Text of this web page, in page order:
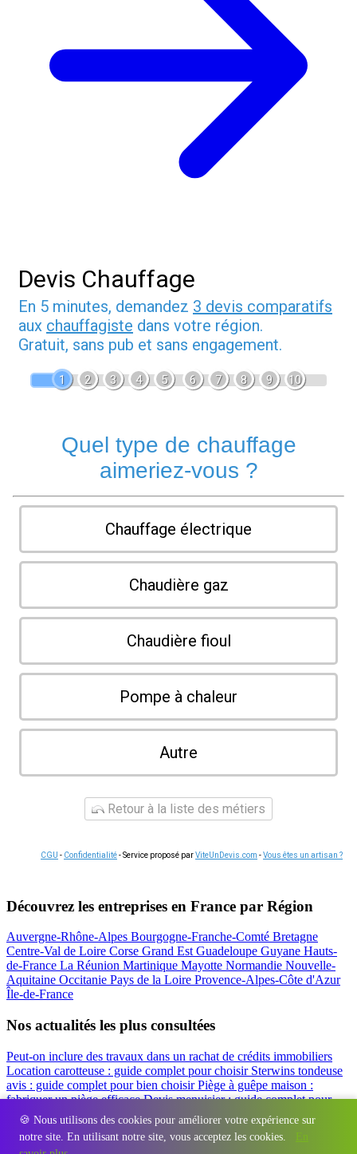
🍪 Nous utilisons des cookies pour améliorer votre expérience sur
notre site. En utilisant notre site, vous acceptez les cookies.
En
Devis Chauffage
En 5 minutes, demandez 3 devis comparatifs
aux chauffagiste dans votre région.
Gratuit, sans pub et sans engagement.
1 2 3 4 5 6 7 8 9 10
Quel type de chauffage
aimeriez-vous ?
Chauffage électrique
Chaudière gaz
Chaudière fioul
Pompe à chaleur
Autre
Retour à la liste des métiers
CGU - Confidentialité- Service proposé parViteUnDevis.com -Vous êtes un artisan ?
Découvrez les entreprises en France par Région
Auvergne-Rhône-Alpes Bourgogne-Franche-Comté Bretagne
Centre-Val de Loire Corse Grand EstGuadeloupe Guyane Hauts-
de-France La Réunion Martinique Mayotte Normandie Nouvelle-
Aquitaine Occitanie Pays de la Loire Provence-Alpes-Côte d'Azur
Île-de-France
Nos actualités les plus consultées
Peut-on inclure des travaux dans un rachat de crédits immobiliers
Location carotteuse : guide complet pour choisir Sterwins tondeuse
avis : guide complet pour bien choisirPiège à guêpe maison :
fabriquer un piège efficaceDevis menuisier : guide complet pour
obtenir le meilleur prix
Simulation rachat de crédit : regrouper prêt
travaux et crédits
Régions - Départements - Villes - Entreprises - Marques Contact